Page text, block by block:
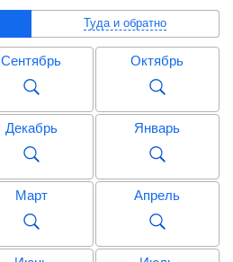
Туда и обратно
Сентябрь Октябрь
Декабрь Январь
Март Апрель